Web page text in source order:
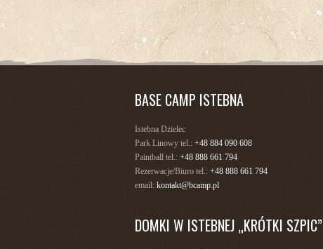
BASE CAMP ISTEBNA
Istebna Dzielec
Park Linowy tel.: +48 884 090 608
Paintball tel.: +48 888 661 794
Rezerwacje/Biuro tel.: +48 888 661 794
email: kontakt@bcamp.pl
DOMKI W ISTEBNEJ „KRÓTKI SZPIC”